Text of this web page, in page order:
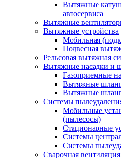
Вытяжные
автосервиса
Вытяжные
Вытяжные устройства
Мобильная
Подвесная
Рельсовая вытяжная
Вытяжные насадки и
Газоприемные
Вытяжные
Вытяжные
Системы
Мобильные
(пылесосы)
Стационарные
Системы
Системы
Сварочная